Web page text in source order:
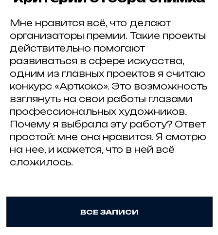
Мне нравится всё, что делают
организаторы премии. Такие проекты
действительно помогают
развиваться в сфере искусства,
одним из главных проектов я считаю
конкурс «Арткоко». Это возможность
взглянуть на свои работы глазами
профессиональных художников.
Почему я выбрала эту работу? Ответ
простой: мне она нравится. Я смотрю
на нее, и кажется, что в ней всё
сложилось.
Организатор: ИП Гражданкина А.А.
ОГРНИП: 316 547 600 088 950
Техническая поддержка
Политика конфенденциальности
Правила и требования конкурса
mail@artkoko.ru